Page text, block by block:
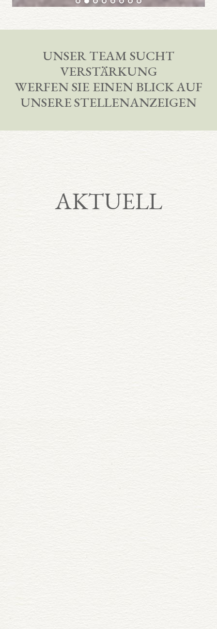
UNSER TEAM SUCHT
VERSTÄRKUNG
WERFEN SIE EINEN BLICK AUF
UNSERE STELLENANZEIGEN
AKTUELL